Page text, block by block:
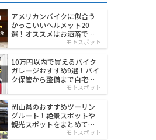
アメリカンバイクに似合う
かっこいいヘルメット20
選！オススメはお洒落でワ
モトスポット
10万円以内で買えるバイク
ガレージおすすめ9選！バイ
ク保管から整備まで自宅で
モトスポット
岡山県のおすすめツーリン
グルート！絶景スポットや
観光スポットをまとめて紹
モトスポット